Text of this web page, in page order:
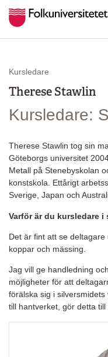
Kursledare
Therese Stawlin
Kursledare:
Therese Stawlin tog sin
Göteborgs universitet
Metall på Stenebyskolan
konstskola. Ettårigt
Sverige, Japan och
Varför är du kursledare i
Det är fint att se deltagare
koppar och mässing.
Jag vill ge handledning
möjligheter för att
förälska sig i
till hantverket, gör detta